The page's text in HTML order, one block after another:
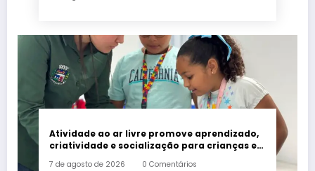
Atividade ao ar livre promove aprendizado,
criatividade e socialização para crianças e
7 de agosto de 2026 0 Comentários